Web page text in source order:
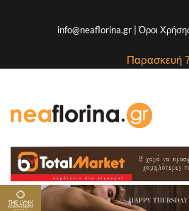
info@neaflorina.gr |Όροι
Παρασκευή